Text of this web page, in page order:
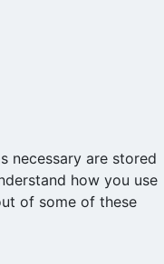
necessary are stored
how you use
of some of these